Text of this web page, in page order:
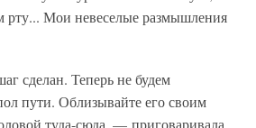
рту... Мои невеселые размышления
сделан. Теперь не будем
пути. Облизывайте его своим
туда-сюда, — приговаривала